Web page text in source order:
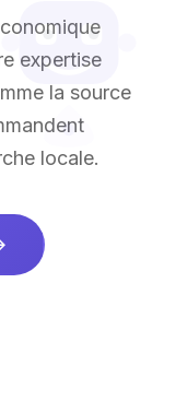
expertise
la source
locale.